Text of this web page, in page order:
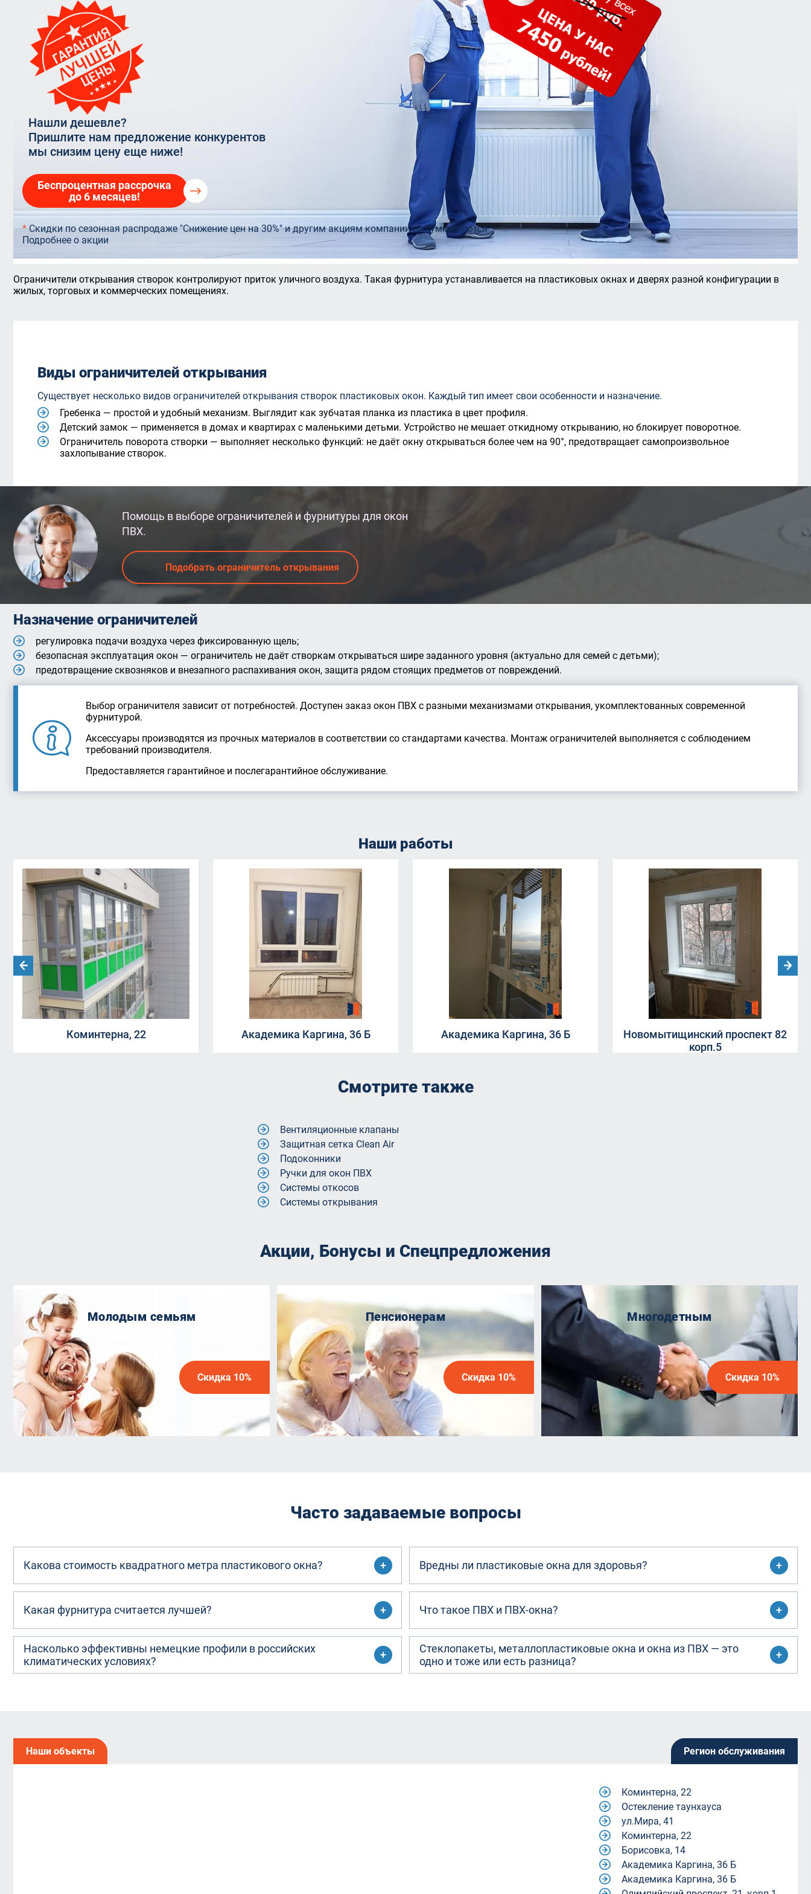
VELUX OPTIMA Комфорт
VELUX PREMIUM
Остекление террас
Остекление торговых центров
Панорамное остекление
Теплая входная дверь в дом
Входные двери для дачи
Двери экошпон
Двери бетон
Входная группа ресторана
Нашли дешевле?
Пришлите нам предложение конкурентов
мы снизим цену еще ниже!
Беспроцентная рассрочка
до 6 месяцев!
*Скидки по сезонная распродаже "Снижение цен на 30%" и другим акциям компании не суммируются
Подробнее о акции
Ограничители открывания створок контролируют приток уличного воздуха. Такая фурнитура устанавливается на пластиковых окнах и дверях разной конфигурации в
жилых, торговых и коммерческих помещениях.
Виды ограничителей открывания
Существует несколько видов ограничителей открывания створок пластиковых окон. Каждый тип имеет свои особенности и назначение.
Гребенка — простой и удобный механизм. Выглядит как зубчатая планка из пластика в цвет профиля.
Детский замок — применяется в домах и квартирах с маленькими детьми. Устройство не мешает откидному открыванию, но блокирует поворотное.
Ограничитель поворота створки — выполняет несколько функций: не даёт окну открываться более чем на 90°, предотвращает самопроизвольное
захлопывание створок.
Помощь в выборе ограничителей и фурнитуры для окон
ПВХ.
Подобрать ограничитель открывания
Назначение ограничителей
регулировка подачи воздуха через фиксированную щель;
безопасная эксплуатация окон — ограничитель не даёт створкам открываться шире заданного уровня (актуально для семей с детьми);
предотвращение сквозняков и внезапного распахивания окон, защита рядом стоящих предметов от повреждений.
Выбор ограничителя зависит от потребностей. Доступен заказ окон ПВХ с разными механизмами открывания, укомплектованных современной
фурнитурой.
Аксессуары производятся из прочных материалов в соответствии со стандартами качества. Монтаж ограничителей выполняется с соблюдением
требований производителя.
Предоставляется гарантийное и послегарантийное обслуживание.
Наши работы
Коминтерна, 22 Академика Каргина, 36 Б Академика Каргина, 36 Б
Новомытищинский проспект 82
корп.5
Смотрите также
Вентиляционные клапаны
Защитная сетка Clean Air
Подоконники
Ручки для окон ПВХ
Системы откосов
Системы открывания
Акции, Бонусы и Спецпредложения
Молодым семьям
Скидка 10%
Пенсионерам
Скидка 10%
Многодетным
Скидка 10%
Часто задаваемые вопросы
Какова стоимость квадратного метра пластикового окна? Вредны ли пластиковые окна для здоровья?
Какая фурнитура считается лучшей? Что такое ПВХ и ПВХ-окна?
Насколько эффективны немецкие профили в российских
климатических условиях?
Стеклопакеты, металлопластиковые окна и окна из ПВХ — это
одно и тоже или есть разница?
Наши объекты Регион обслуживания
Коминтерна, 22
Остекление таунхауса
ул.Мира, 41
Коминтерна, 22
Борисовка, 14
Академика Каргина, 36 Б
Академика Каргина, 36 Б